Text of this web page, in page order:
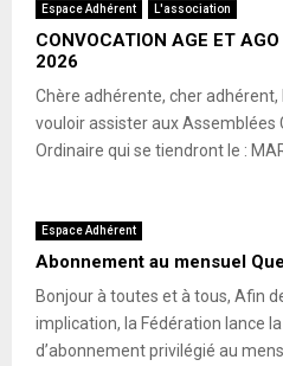
Espace Adhérent L'association
CONVOCATION AGE ET
2026
Chère adhérente, cher adhérent,
vouloir assister aux Assemblées
Ordinaire qui se tiendront le :
Espace Adhérent
Abonnement au mensuel
Bonjour à toutes et à tous, Afin
implication, la Fédération lance
d’abonnement privilégié au